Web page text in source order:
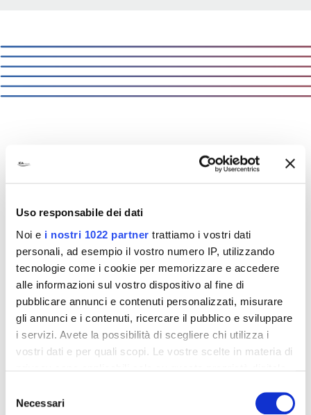
Uso responsabile dei dati
Noi e i nostri 1022 partner trattiamo i vostri dati
personali, ad esempio il vostro numero IP, utilizzando
tecnologie come i cookie per memorizzare e accedere
alle informazioni sul vostro dispositivo al fine di
pubblicare annunci e contenuti personalizzati, misurare
gli annunci e i contenuti, ricercare il pubblico e sviluppare
i servizi. Avete la possibilità di scegliere chi utilizza i
vostri dati e per quali scopi. Le vostre scelte in materia di
modificare o revocare il proprio consenso in qualsiasi
delNecessari
solutions that matter
Znamy ich wyzwania, ich produkty oraz ich
rynki zbytu. Dlatego też oferujemy
rozwiązania. Rozwiązania, które mają
znaczenie.
PROCESY O WYSOKIEJ JAKOŚCI